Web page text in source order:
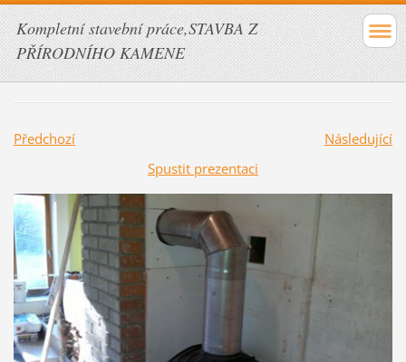
Kompletní stavební práce,STAVBA Z
PŘÍRODNÍHO KAMENE
Předchozí
Následující
Spustit prezentaci